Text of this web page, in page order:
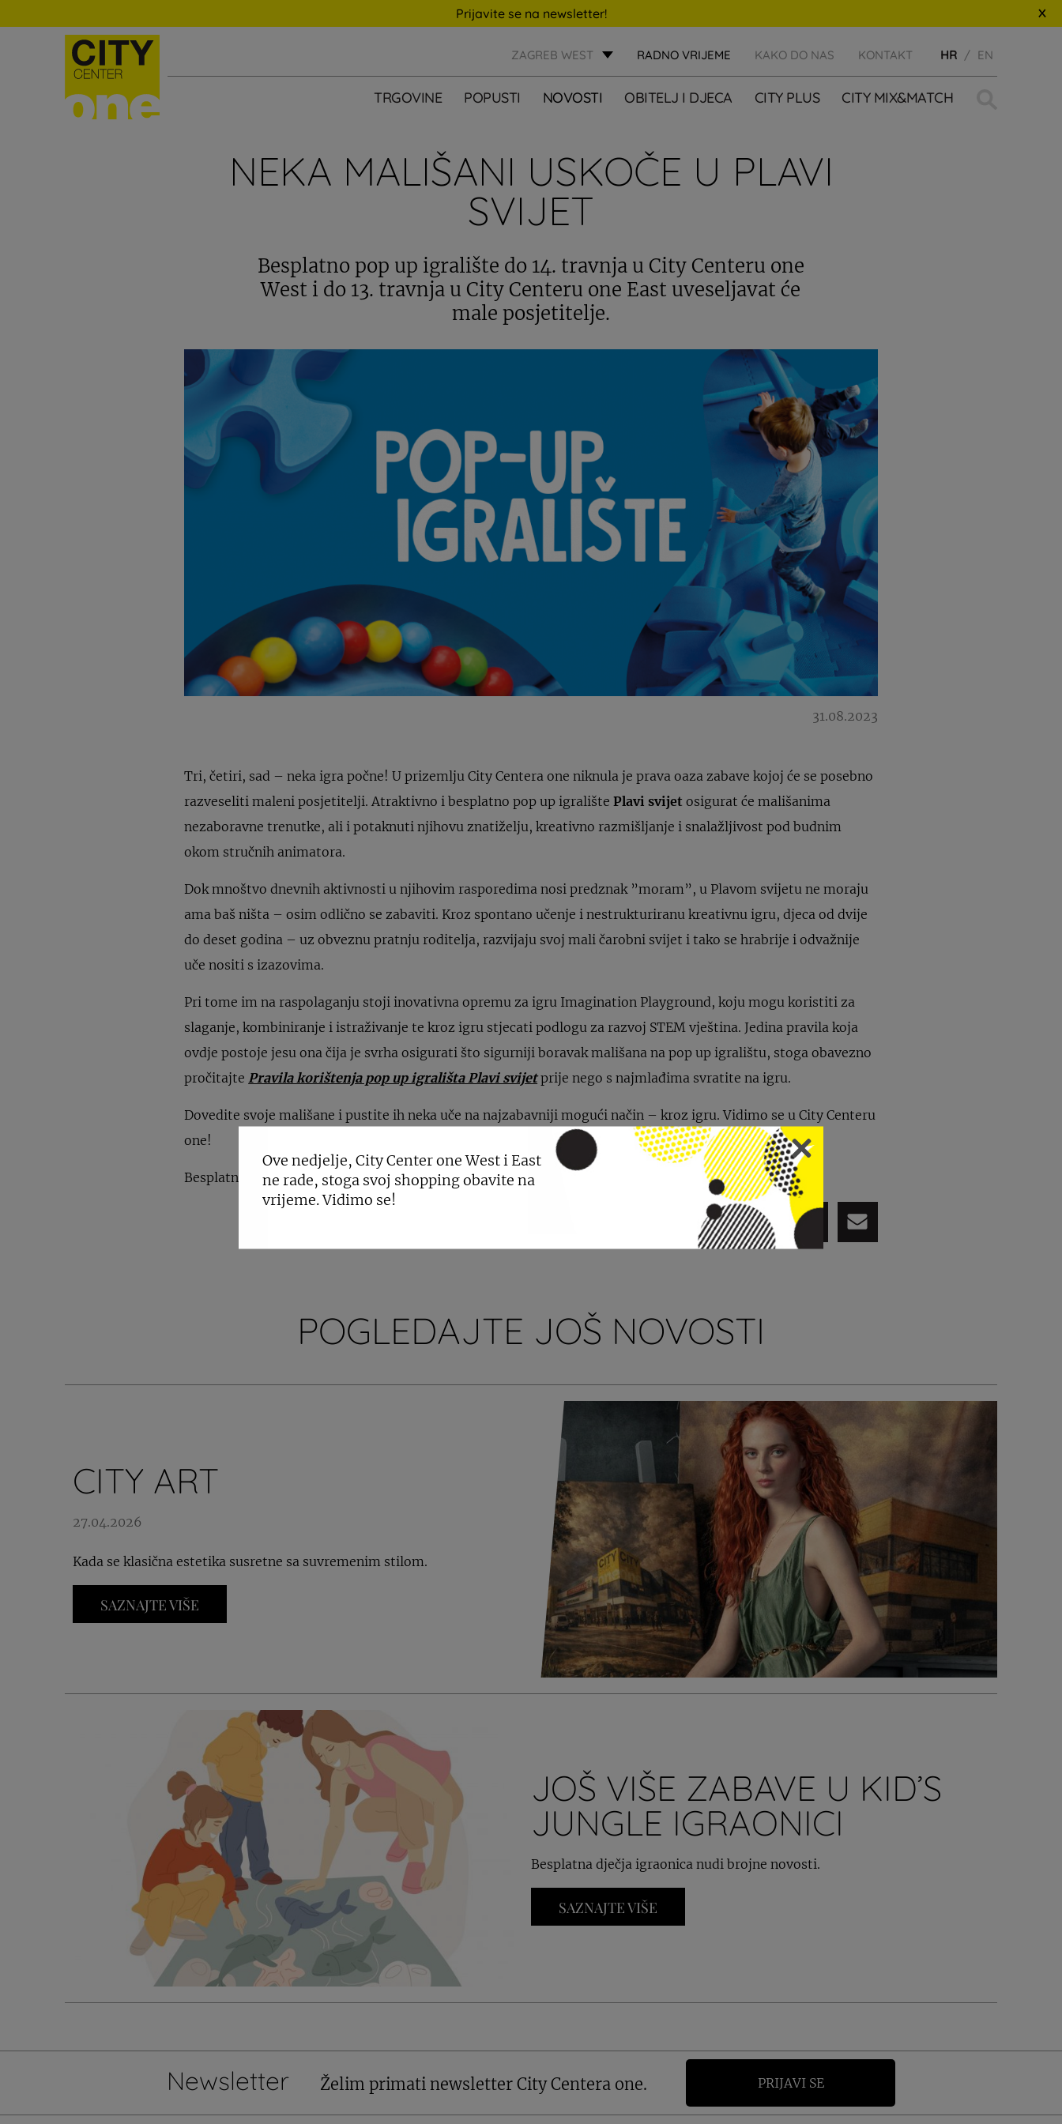
Prijavite se na newsletter!
ZAGREB WEST RADNO VRIJEME KAKO DO NAS KONTAKT HR EN
TRGOVINE POPUSTI NOVOSTI OBITELJ I DJECA CITY PLUS CITY MIX&MATCH
NEKA MALIŠANI USKOČE U PLAVI
SVIJET
Besplatno pop up igralište do 14. travnja u City Centeru one
West i do 13. travnja u City Centeru one East uveseljavat će
male posjetitelje.
31.08.2023
Tri, četiri, sad – neka igra počne! U prizemlju City Centera one niknula je prava oaza zabave kojoj će se posebno
razveseliti maleni posjetitelji. Atraktivno i besplatno pop up igralištePlavi svijet osigurat će mališanima
nezaboravne trenutke, ali i potaknuti njihovu znatiželju, kreativno razmišljanje i snalažljivost pod budnim
okom stručnih animatora.
Dok mnoštvo dnevnih aktivnosti u njihovim rasporedima nosi predznak ”moram”, u Plavom svijetu ne moraju
ama baš ništa – osim odlično se zabaviti. Kroz spontano učenje i nestrukturiranu kreativnu igru, djeca od dvije
do deset godina – uz obveznu pratnju roditelja, razvijaju svoj mali čarobni svijet i tako se hrabrije i odvažnije
uče nositi s izazovima.
Pri tome im na raspolaganju stoji inovativna opremu za igru Imagination Playground, koju mogu koristiti za
slaganje, kombiniranje i istraživanje te kroz igru stjecati podlogu za razvoj STEM vještina. Jedina pravila koja
ovdje postoje jesu ona čija je svrha osigurati što sigurniji boravak mališana na pop up igralištu, stoga obavezno
pročitajte Pravila korištenja pop up igrališta Plavi svijetprije nego s najmlađima svratite na igru.
Dovedite svoje mališane i pustite ih neka uče na najzabavniji mogući način – kroz igru. Vidimo se u City Centeru
one!
Besplatno pop up igralište Plavi svijet pronađite i uCity Centeru one East do 13. travnja.
PODIJELI
POGLEDAJTE JOŠ NOVOSTI
CITY ART
27.04.2026
Kada se klasična estetika susretne sa suvremenim stilom.
SAZNAJTE VIŠE
JOŠ VIŠE ZABAVE U KID’S
JUNGLE IGRAONICI
Besplatna dječja igraonica nudi brojne novosti.
SAZNAJTE VIŠE
Newsletter Želim primati newsletter City Centera one. PRIJAVI SE
Ove nedjelje, City Center one West i East
ne rade, stoga svoj shopping obavite na
vrijeme. Vidimo se!